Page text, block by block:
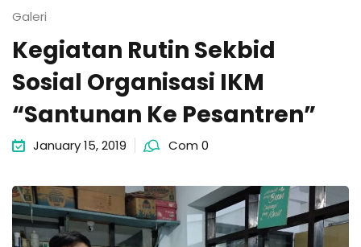
Galeri
Kegiatan Rutin Sekbid
Sosial Organisasi IKM
“Santunan Ke Pesantren”
January 15, 2019 Com 0